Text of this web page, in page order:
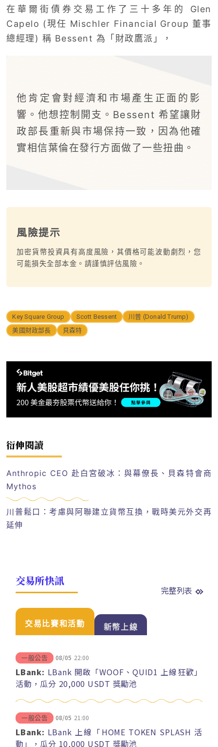
在華爾街債券交易工作了三十多年的 Glen
Capelo (現任 Mischler Financial Group 董事
總經理) 稱 Bessent 為「財政鷹派」，
他肯定會對經濟和市場產生正面的影
響。他想控制開支。Bessent 希望讓財
政部長重新與市場保持一致，因為他確
實相信葉倫在發行方面做了一些扭曲。
風險提示
加密貨幣投資具有高度風險，其價格可能波動劇烈，您
可能損失全部本金。請謹慎評估風險。
Key Square Group Scott Bessent
川普 (Donald Trump)
美國財政部長
貝森特
衍伸閱讀
Anthropic CEO 赴白宮破冰：與幕僚長、貝森特會商
Mythos
川普鬆口：考慮與阿聯建立貨幣互換，戰時美元外交再
延伸
交易所快訊
完整列表
交易比賽和活動 新幣上線
一般公告 08/05 22:00
LBank: LBank 開啟「WOOF、QUID1 上線狂歡」
活動，瓜分 20,000 USDT 獎勵池
一般公告 08/05 21:00
LBank: LBank 上線「HOME TOKEN SPLASH 活
動」，瓜分 10,000 USDT 獎勵池